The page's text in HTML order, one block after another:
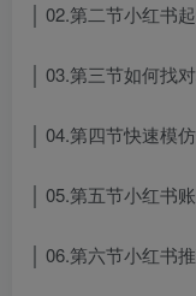
│ 02.第二节小红书
│ 03.第三节如何找
│ 04.第四节快速模
│ 05.第五节小红书
│ 06.第六节小红书